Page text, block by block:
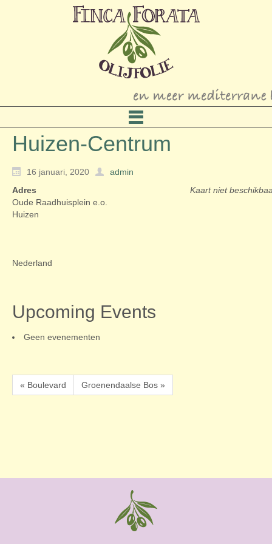
Huizen-Centrum
16 januari, 2020
admin
Kaart niet
Adres
Oude Raadhuisplein e.o.
Huizen
Nederland
Upcoming Events
Geen evenementen
« Boulevard Groenendaalse Bos »